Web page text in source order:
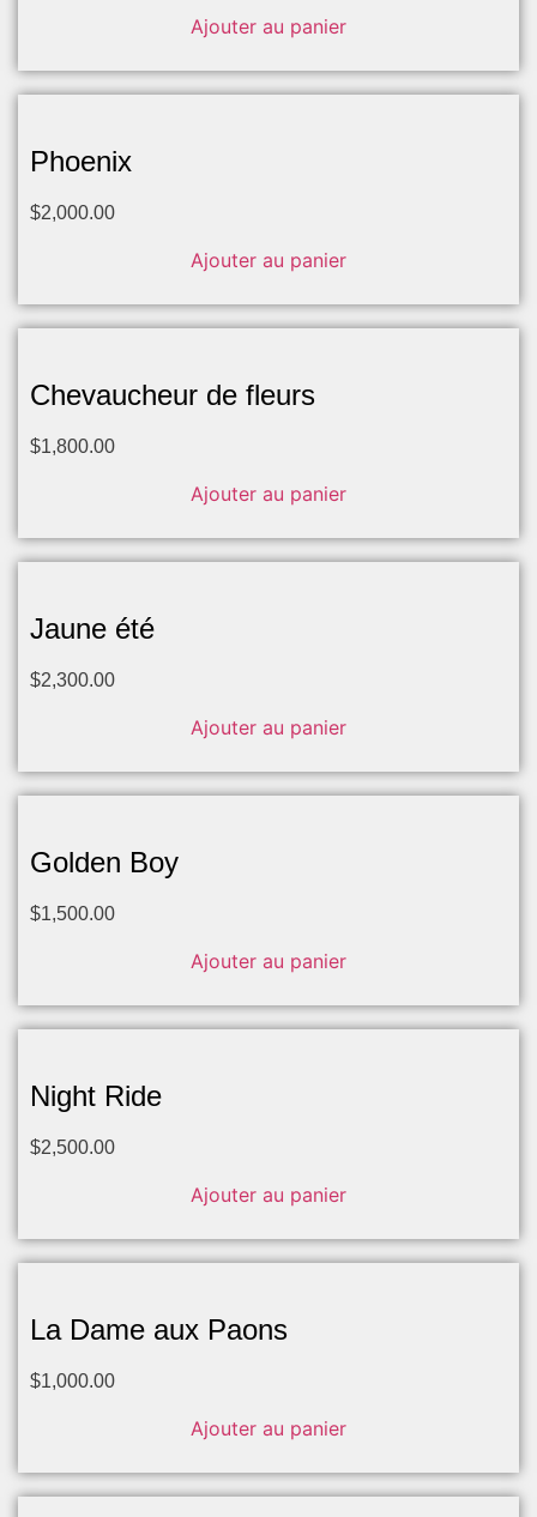
Ajouter au panier
Phoenix
$2,000.00
Ajouter au panier
Chevaucheur de fleurs
$1,800.00
Ajouter au panier
Jaune été
$2,300.00
Ajouter au panier
Golden Boy
$1,500.00
Ajouter au panier
Night Ride
$2,500.00
Ajouter au panier
La Dame aux Paons
$1,000.00
Ajouter au panier